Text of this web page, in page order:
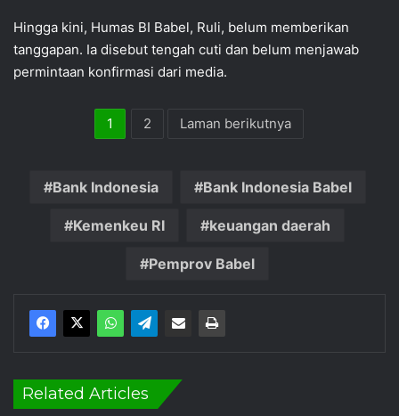
Hingga kini, Humas BI Babel, Ruli, belum memberikan
tanggapan. Ia disebut tengah cuti dan belum menjawab
permintaan konfirmasi dari media.
1 2 Laman berikutnya
Bank Indonesia Bank Indonesia Babel
Kemenkeu RI keuangan daerah
Pemprov Babel
Related Articles